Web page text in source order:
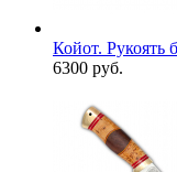
Койот. Рукоять
6300 руб.